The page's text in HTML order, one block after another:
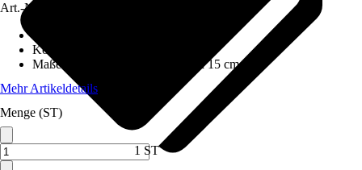
Art.-Nr.
Korpusfarbe
Maße (BxHxT)
30 cm x 68 cm x 15 cm
Mehr Artikeldetails
Menge (ST)
1 ST